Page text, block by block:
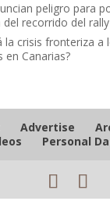
peligro para
del recorrido del rally
la crisis fronteriza a
Canarias?
Advertise
Personal